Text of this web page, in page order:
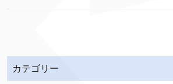
カテゴリー